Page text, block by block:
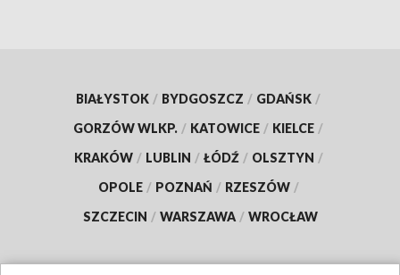
BIAŁYSTOK / BYDGOSZCZ / GDAŃSK /
GORZÓW WLKP. / KATOWICE / KIELCE /
KRAKÓW / LUBLIN / ŁÓDŹ / OLSZTYN /
OPOLE / POZNAŃ / RZESZÓW /
SZCZECIN / WARSZAWA / WROCŁAW